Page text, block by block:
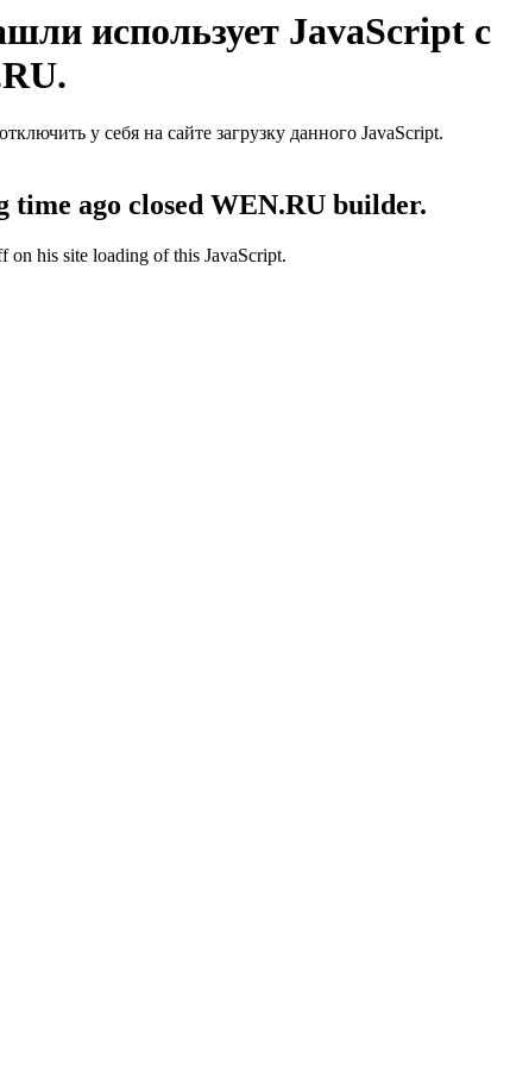
использует JavaScript с
у себя на сайте загрузку данного JavaScript.
time ago closed WEN.RU builder.
on his site loading of this JavaScript.